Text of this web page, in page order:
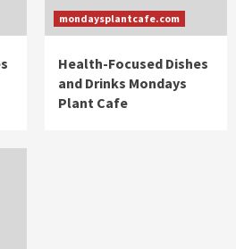
mondaysplantcafe.com
Health-Focused Dishes
and Drinks Mondays
Plant Cafe